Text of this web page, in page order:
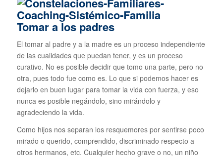
Tomar a los padres
El tomar al padre y a la madre es un proceso independiente
de las cualidades que puedan tener, y es un proceso
curativo. No es posible decidir que tomo una parte, pero no
otra, pues todo fue como es. Lo que si podemos hacer es
dejarlo en buen lugar para tomar la vida con fuerza, y eso
nunca es posible negándolo, sino mirándolo y
agradeciendo la vida.
Como hijos nos separan los resquemores por sentirse poco
mirado o querido, comprendido, discriminado respecto a
otros hermanos, etc. Cualquier hecho grave o no, un niño